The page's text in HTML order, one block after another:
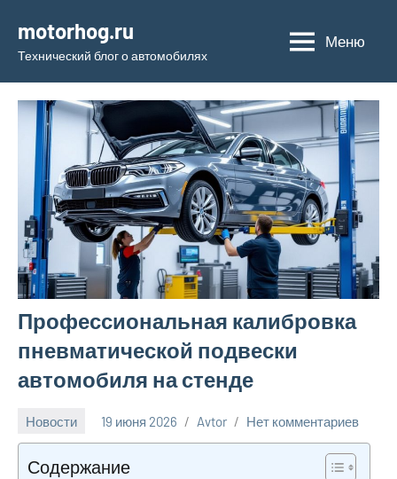
содержимому
motorhog.ru
Технический блог о автомобилях
Меню
Профессиональная калибровка
пневматической подвески
автомобиля на стенде
Новости 19 июня 2026 Avtor Нет комментариев
Содержание